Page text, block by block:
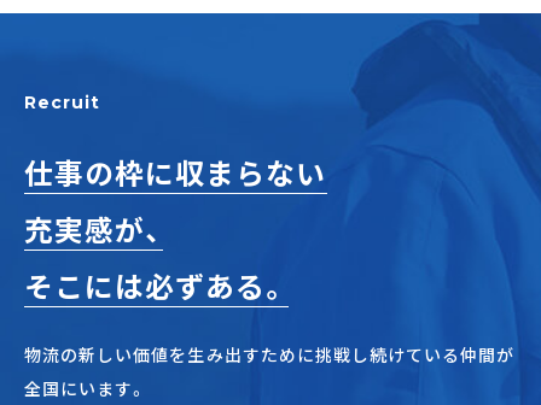
Recruit
仕事の枠に収まらない
充実感が、
そこには必ずある。
物流の新しい価値を生み出すために挑戦し続けている仲間が
全国にいます。